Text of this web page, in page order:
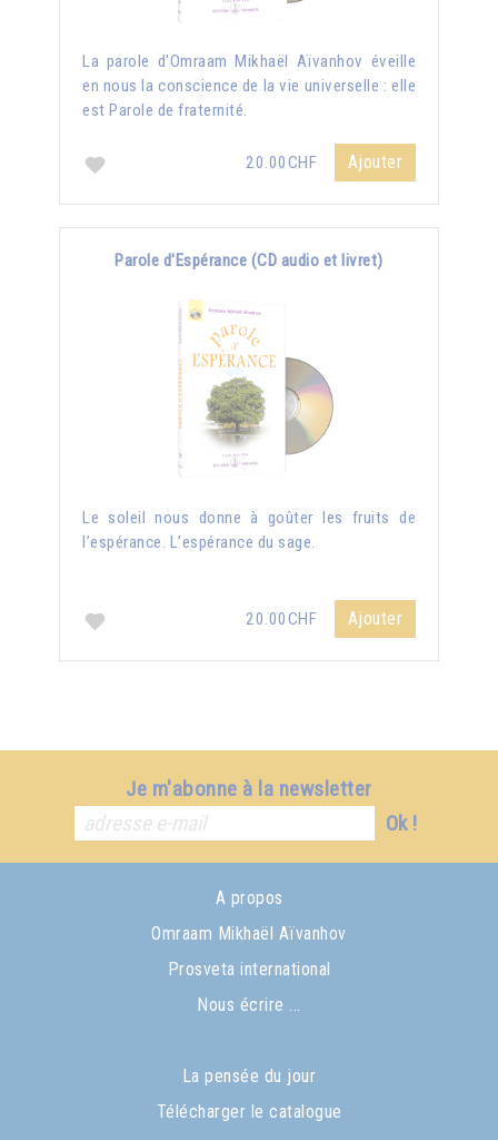
La parole d'Omraam Mikhaël Aïvanhov éveille
en nous la conscience de la vie universelle : elle
est Parole de fraternité.
20.00CHF Ajouter
Parole d'Espérance (CD audio et livret)
Le soleil nous donne à goûter les fruits de
l’espérance. L’espérance du sage.
20.00CHF Ajouter
Je m'abonne à la newsletter
Ok !
A propos
Omraam Mikhaël Aïvanhov
Prosveta international
Nous écrire ...
La pensée du jour
Télécharger le catalogue